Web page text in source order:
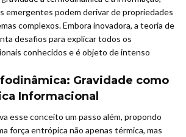
emergentes podem derivar de propriedades
complexos. Embora inovadora, a teoria de
desafios para explicar todos os
conhecidos e é objeto de intenso
Gravidade como
Informacional
esse conceito um passo além, propondo
força entrópica não apenas térmica, mas